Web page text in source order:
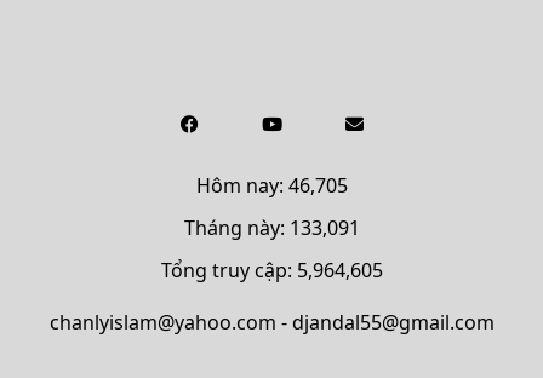
Hôm nay: 46,705
Tháng này: 133,091
Tổng truy cập: 5,964,605
chanlyislam@yahoo.com - djandal55@gmail.com